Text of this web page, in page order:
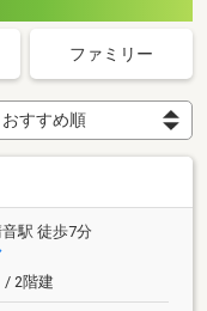
ファミリー
駅 徒歩7分
/ 2階建